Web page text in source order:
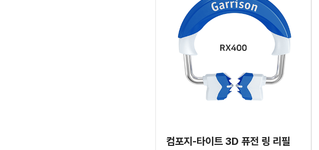
컴포지-타이트 3D 퓨전 링 리필